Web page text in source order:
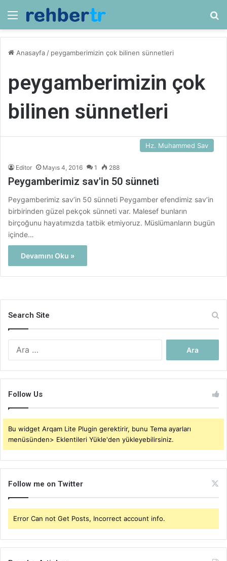
Menü
Anasayfa / peygamberimizin çok bilinen sünnetleri
peygamberimizin çok
bilinen sünnetleri
Hz. Muhammed Sav
Editor Mayıs 4, 2016 1 288
Peygamberimiz sav'in 50 sünneti
Peygamberimiz sav’in 50 sünneti Peygamber efendimiz sav’in
birbirinden güzel pekçok sünneti var. Malesef bunların
birçoğunu hayatımızda tatbik etmiyoruz. Müslümanların bugün
içinde…
Devamını Oku »
Search Site
Follow Us
Bu widget Arqam Lite Plugin gerektirir, bunu Tema ayarları
menüsünden> Eklentileri Yükle'den yükleyebilirsiniz.
Follow me on Twitter
Error Can not Get Posts, Incorrect account info.